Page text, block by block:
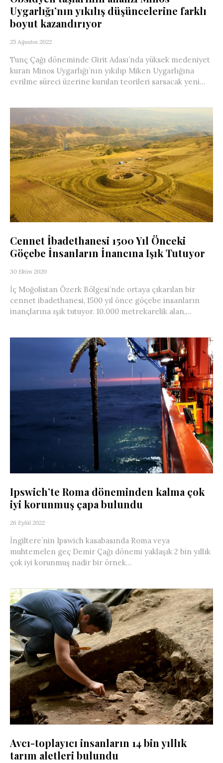
Uygarlığı’nın yıkılış düşüncelerine farklı
boyut kazandırıyor
25 Ağustos 2022
Tunç Çağı döneminde Girit Adası’nda yüksek medeniyet
kuran Minos Uygarlığı’nın yıkılıp Miken Uygarlığına
evrilme süreci üzerine kurulan teorileri sarsacak yeni...
Cennet İbadethanesi 1500 Yıl Önceki
Göçebe İnsanların İnancına Işık Tutuyor
30 Ekim 2020
İç Moğolistan Özerk Bölgesi’nde ortaya çıkarılan bir
cennet ibadethanesi, 1500 yıl önce göçebe insanların
inançlarına ışık tutuyor. 10.000 metrekarelik alan,...
Ipswich’te Roma döneminden kalma çok
iyi korunmuş çapa bulundu
26 Eylül 2022
İngiltere’nin Ipswich kasabasında Roma veya
muhtemelen geç Demir Çağı dönemi yaklaşık 2 bin yıllık
çok iyi korunmuş nadir bir örnek...
Avcı-toplayıcı insanların 14 bin yıllık
tarım aletleri bulundu